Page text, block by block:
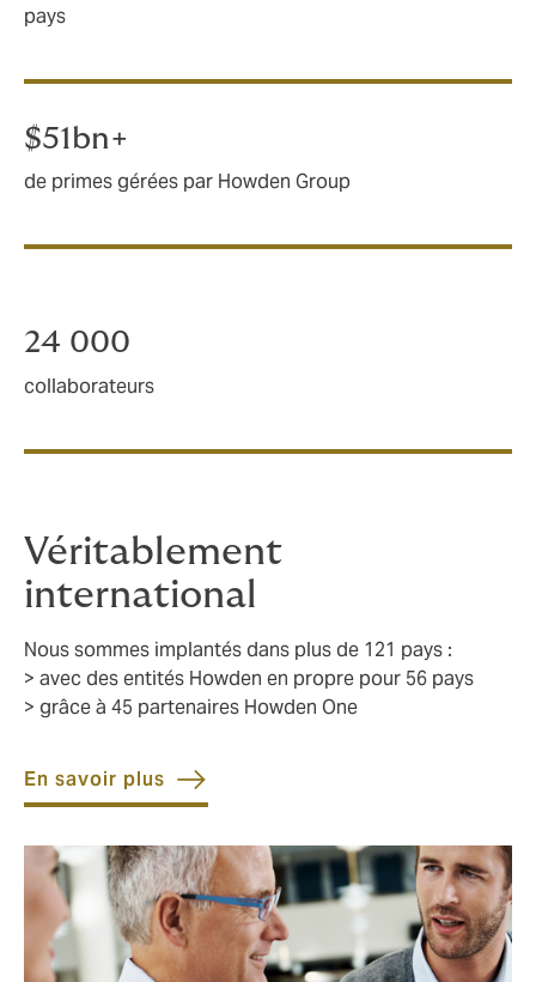
pays
$51bn+
de primes gérées par Howden Group
24 000
collaborateurs
Véritablement
international
Nous sommes implantés dans plus de 121 pays :
> avec des entités Howden en propre pour 56 pays
> grâce à 45 partenaires Howden One
En savoir plus